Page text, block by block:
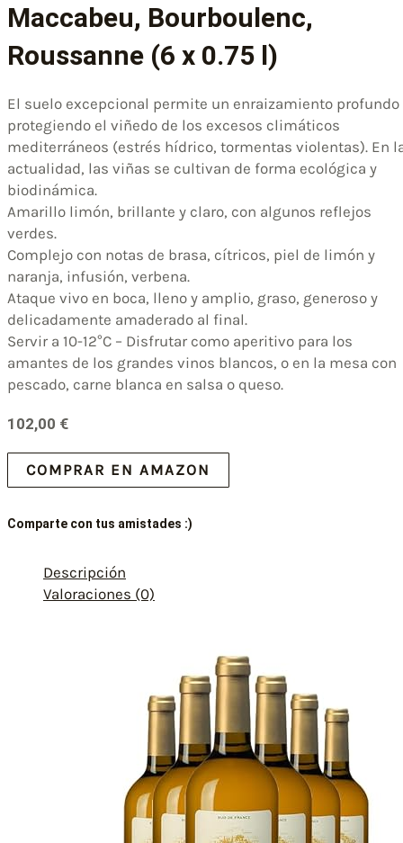
Maccabeu, Bourboulenc,
Roussanne (6 x 0.75 l)
El suelo excepcional permite un enraizamiento profundo
protegiendo el viñedo de los excesos climáticos
mediterráneos (estrés hídrico, tormentas violentas). En
actualidad, las viñas se cultivan de forma ecológica y
biodinámica.
Amarillo limón, brillante y claro, con algunos reflejos
verdes.
Complejo con notas de brasa, cítricos, piel de limón y
naranja, infusión, verbena.
Ataque vivo en boca, lleno y amplio, graso, generoso y
delicadamente amaderado al final.
Servir a 10-12°C – Disfrutar como aperitivo para los
amantes de los grandes vinos blancos, o en la mesa con
pescado, carne blanca en salsa o queso.
102,00 €
COMPRAR EN AMAZON
Comparte con tus amistades :)
Descripción
Valoraciones (0)